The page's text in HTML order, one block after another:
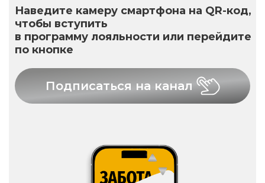
Наведите камеру смартфона на QR-код,
чтобы вступить
в программу лояльности или перейдите
по кнопке
Подписаться на канал